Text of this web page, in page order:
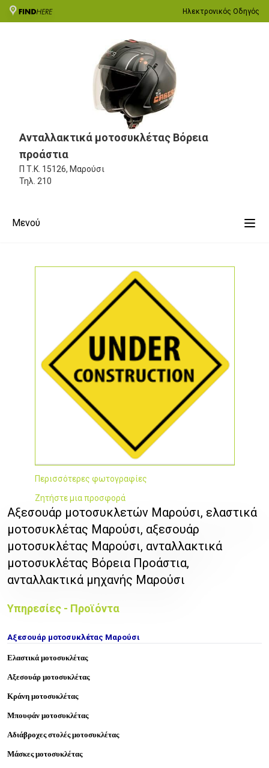
Ηλεκτρονικός Οδηγός
Ανταλλακτικά μοτοσυκλέτας Βόρεια
προάστια
Π Τ.Κ. 15126, Μαρούσι
Τηλ. 210
Μενού
Περισσότερες φωτογραφίες
Ζητήστε μια προσφορά
Αξεσουάρ μοτοσυκλετών Μαρούσι, ελαστικά
μοτοσυκλέτας Μαρούσι, αξεσουάρ
μοτοσυκλέτας Μαρούσι, ανταλλακτικά
μοτοσυκλέτας Βόρεια Προάστια,
ανταλλακτικά μηχανής Μαρούσι
Υπηρεσίες - Προϊόντα
Αξεσουάρ μοτοσυκλέτας Μαρούσι
Ελαστικά μοτοσυκλέτας
Αξεσουάρ μοτοσυκλέτας
Κράνη μοτοσυκλέτας
Μπουφάν μοτοσυκλέτας
Αδιάβροχες στολές μοτοσυκλέτας
Μάσκες μοτοσυκλέτας